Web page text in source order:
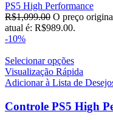
PS5 High Performance
R$1,099.00 O preço
atual é: R$989.00.
-10%
Selecionar opções
Visualização Rápida
Adicionar à Lista de
Controle PS5 High